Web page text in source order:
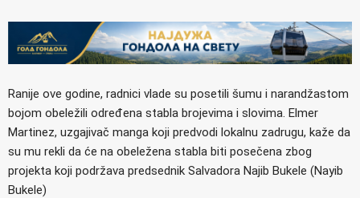
Ranije ove godine, radnici vlade su posetili šumu i narandžastom
bojom obeležili određena stabla brojevima i slovima. Elmer
Martinez, uzgajivač manga koji predvodi lokalnu zadrugu, kaže da
su mu rekli da će na obeležena stabla biti posečena zbog
projekta koji podržava predsednik Salvadora Najib Bukele (Nayib
Bukele)